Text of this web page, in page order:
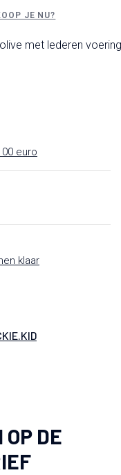
JE NU?
met lederen
euro
klaar
DE